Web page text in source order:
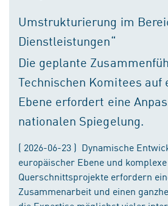
Umstrukturierung im
Dienstleistungen“
Die geplante
Technischen Komitees auf
Ebene erfordert eine
nationalen Spiegelung.
( 2026-06-23 ) Dynamische
europäischer Ebene und komplexe
Querschnittsprojekte erfordern
Zusammenarbeit und einen